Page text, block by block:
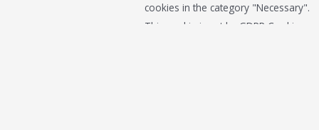
cookies in the category "Necessary".
This cookie is set by GDPR Cookie